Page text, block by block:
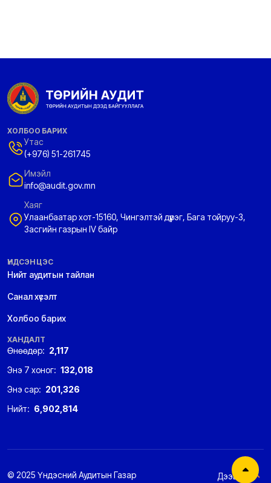
ХОЛБОО БАРИХ
Утас
(+976) 51-261745
Имэйл
info@audit.gov.mn
Хаяг
Улаанбаатар хот-15160, Чингэлтэй дүүрэг, Бага тойруу-3,
Засгийн газрын IV байр
ҮНДСЭН ЦЭС
Нийт аудитын тайлан
Санал хүсэлт
Холбоо барих
ХАНДАЛТ
Өнөөдөр: 2,117
Энэ 7 хоног: 132,018
Энэ сар: 201,326
Нийт: 6,902,814
© 2025 Үндэсний Аудитын Газар Дээшээ